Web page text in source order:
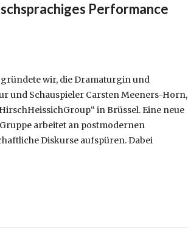
Performance
gründete wir, die Dramaturgin und
und Schauspieler Carsten Meeners-Horn,
in Brüssel. Eine neue
arbeitet an postmodernen
Diskurse aufspüren. Dabei